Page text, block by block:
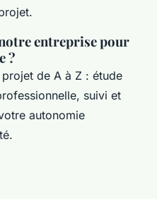
entreprise pour
?
de A à Z : étude
suivi et
autonomie